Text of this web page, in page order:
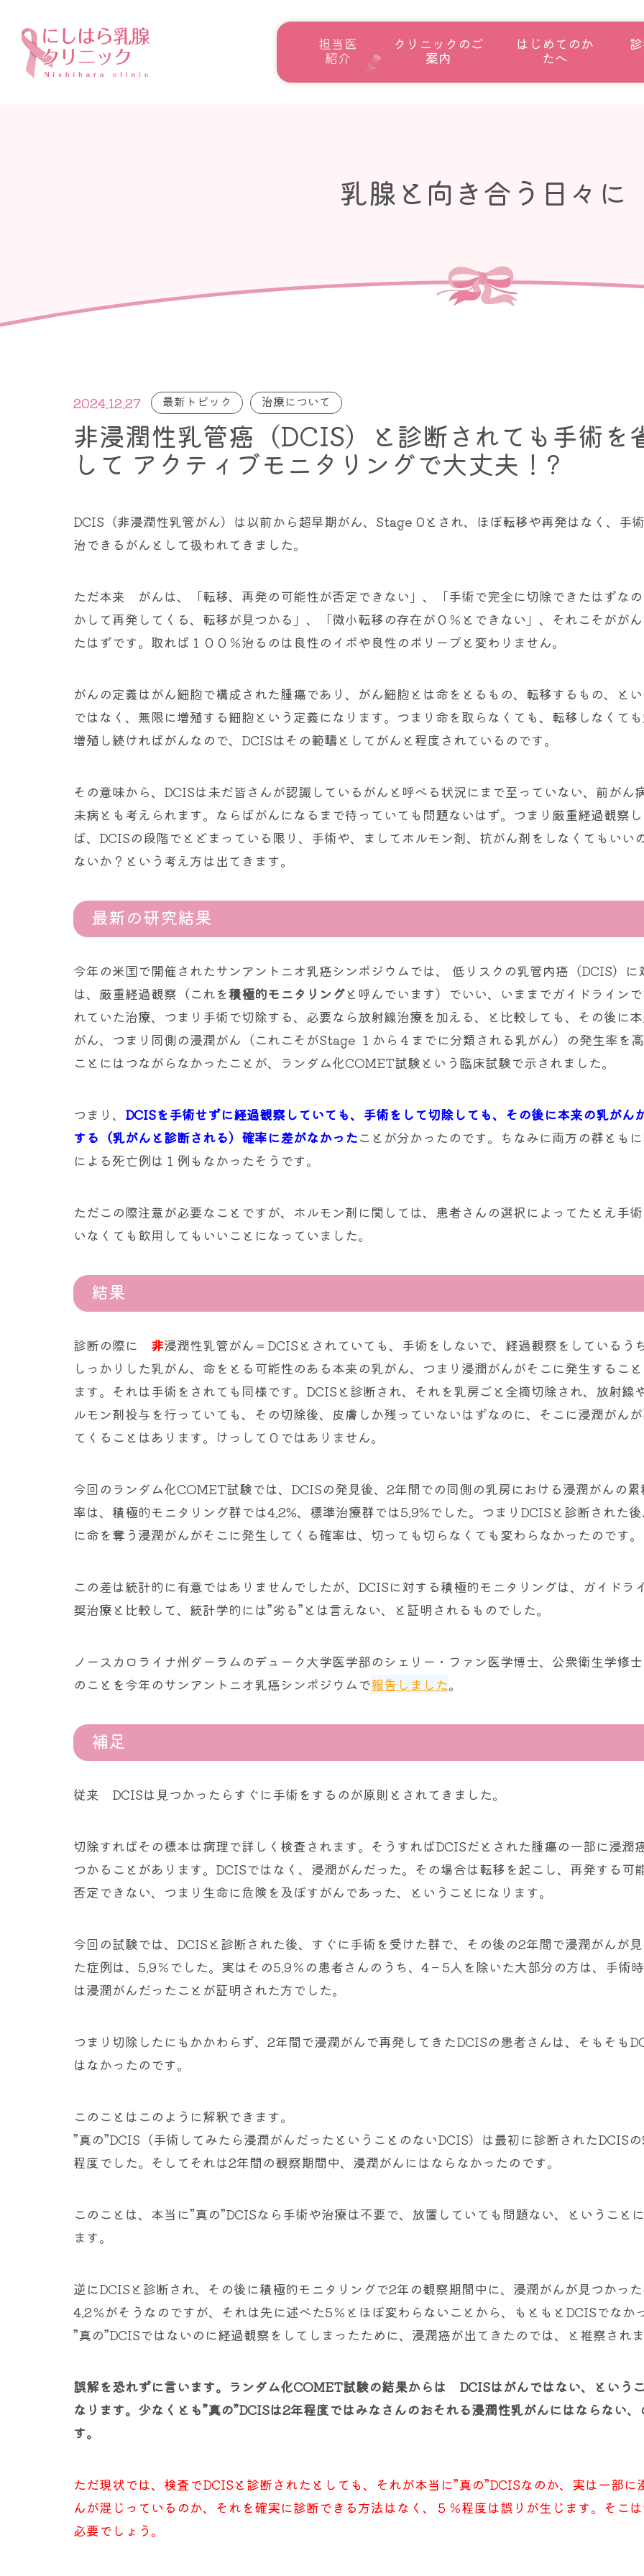
担当医
紹介
クリニックのご
案内
はじめてのか
たへ
乳腺と向き合う日々に
2024.12.27 最新トピック 治療について
非浸潤性乳管癌（DCIS）と診断されても手術を
して アクティブモニタリングで大丈夫！?
DCIS（非浸潤性乳管がん）は以前から超早期がん、Stage 0とされ、ほぼ転移や再発はなく、手
治できるがんとして扱われてきました。
ただ本来 がんは、「転移、再発の可能性が否定できない」、「手術で完全に切除できたはずな
かして再発してくる、転移が見つかる」、「微小転移の存在が０％とできない」、それこそががん
たはずです。取れば１００％治るのは良性のイボや良性のポリープと変わりません。
がんの定義はがん細胞で構成された腫瘍であり、がん細胞とは命をとるもの、転移するもの、と
ではなく、無限に増殖する細胞という定義になります。つまり命を取らなくても、転移しなくて
増殖し続ければがんなので、DCISはその範疇としてがんと程度されているのです。
その意味から、DCISは未だ皆さんが認識しているがんと呼べる状況にまで至っていない、前がん病
未病とも考えられます。ならばがんになるまで待っていても問題ないはず。つまり厳重経過観察
ば、DCISの段階でとどまっている限り、手術や、ましてホルモン剤、抗がん剤をしなくてもいい
ないか？という考え方は出てきます。
最新の研究結果
今年の米国で開催されたサンアントニオ乳癌シンポジウムでは、 低リスクの乳管内癌（DCIS）に
は、厳重経過観察（これを積極的モニタリングと呼んでいます）でいい、いままでガイドライン
れていた治療、つまり手術で切除する、必要なら放射線治療を加える、と比較しても、その後に
がん、つまり同側の浸潤がん（これこそがStage １から４までに分類される乳がん）の発生率を
ことにはつながらなかったことが、ランダム化COMET試験という臨床試験で示されました。
つまり、 DCISを手術せずに経過観察していても、手術をして切除しても、その後に本来の乳がん
する（乳がんと診断される）確率に差がなかったことが分かったのです。ちなみに両方の群とも
による死亡例は１例もなかったそうです。
ただこの際注意が必要なことですが、ホルモン剤に関しては、患者さんの選択によってたとえ手
いなくても飲用してもいいことになっていました。
結果
診断の際に 非浸潤性乳管がん＝DCISとされていても、手術をしないで、経過観察をしているうち
しっかりした乳がん、命をとる可能性のある本来の乳がん、つまり浸潤がんがそこに発生すること
ます。それは手術をされても同様です。DCISと診断され、それを乳房ごと全摘切除され、放射線
ルモン剤投与を行っていても、その切除後、皮膚しか残っていないはずなのに、そこに浸潤がん
てくることはあります。けっして０ではありません。
今回のランダム化COMET試験では、DCISの発見後、2年間での同側の乳房における浸潤がんの累
率は、積極的モニタリング群では4.2%、標準治療群では5.9%でした。つまりDCISと診断された後
に命を奪う浸潤がんがそこに発生してくる確率は、切っても切らなくても変わらなかったのです。
この差は統計的に有意ではありませんでしたが、DCISに対する積極的モニタリングは、ガイドラ
奨治療と比較して、統計学的には”劣る”とは言えない、と証明されるものでした。
ノースカロライナ州ダーラムのデューク大学医学部のシェリー・ファン医学博士、公衆衛生学修
のことを今年のサンアントニオ乳癌シンポジウムで報告しました。
補足
従来 DCISは見つかったらすぐに手術をするのが原則とされてきました。
切除すればその標本は病理で詳しく検査されます。そうすればDCISだとされた腫瘍の一部に浸潤
つかることがあります。DCISではなく、浸潤がんだった。その場合は転移を起こし、再発する可
否定できない、つまり生命に危険を及ぼすがんであった、ということになります。
今回の試験では、DCISと診断された後、すぐに手術を受けた群で、その後の2年間で浸潤がんが見
た症例は、5.9％でした。実はその5.9％の患者さんのうち、4－5人を除いた大部分の方は、手術
は浸潤がんだったことが証明された方でした。
つまり切除したにもかかわらず、2年間で浸潤がんで再発してきたDCISの患者さんは、そもそも
はなかったのです。
このことはこのように解釈できます。
”真の”DCIS（手術してみたら浸潤がんだったということのないDCIS）は最初に診断されたDCIS
程度でした。そしてそれは2年間の観察期間中、浸潤がんにはならなかったのです。
このことは、本当に”真の”DCISなら手術や治療は不要で、放置していても問題ない、ということ
ます。
逆にDCISと診断され、その後に積極的モニタリングで2年の観察期間中に、浸潤がんが見つかっ
4.2％がそうなのですが、それは先に述べた5％とほぼ変わらないことから、もともとDCISでなかっ
”真の”DCISではないのに経過観察をしてしまったために、浸潤癌が出てきたのでは、と推察されま
誤解を恐れずに言います。ランダム化COMET試験の結果からは DCISはがんではない、という
なります。少なくとも”真の”DCISは2年程度ではみなさんのおそれる浸潤性乳がんにはならない、
す。
ただ現状では、検査でDCISと診断されたとしても、それが本当に”真の”DCISなのか、実は一部に
んが混じっているのか、それを確実に診断できる方法はなく、５％程度は誤りが生じます。そこ
必要でしょう。